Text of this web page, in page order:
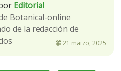
Editorial
Botanical-online
de la redacción de
21 marzo, 2025